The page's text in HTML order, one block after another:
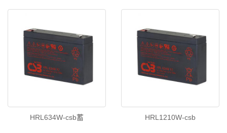
HRL634W-csb蓄 HRL1210W-csb